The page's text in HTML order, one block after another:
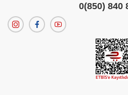
0(850) 840